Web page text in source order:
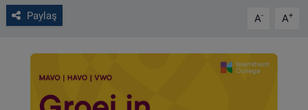
Paylaş A- A+
Çerez Politikası